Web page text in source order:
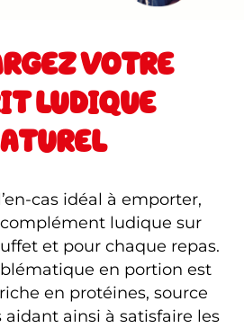
VOTRE
LUDIQUE
cas idéal à emporter,
ludique sur
et pour chaque repas.
en portion est
en protéines, source
ainsi à satisfaire les